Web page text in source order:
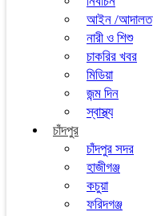
আইন /আদালত
নারী ও শিশু
চাকরির খবর
মিডিয়া
জন্ম দিন
স্বাস্থ্য
চাঁদপুর
চাঁদপুর সদর
হাজীগঞ্জ
কচুয়া
ফরিদগঞ্জ